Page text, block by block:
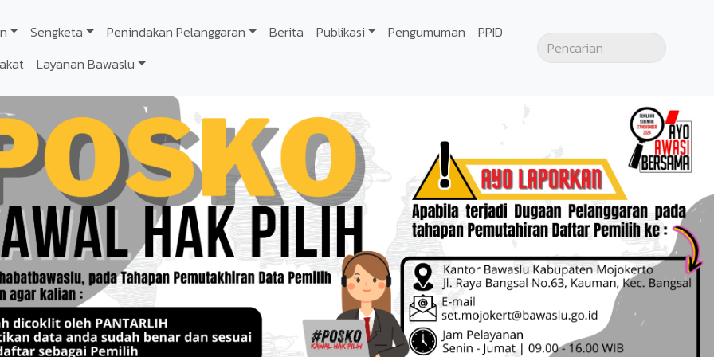
Sengketa Penindakan Pelanggaran Berita Publikasi Pengumuman
PPID
Layanan Bawaslu